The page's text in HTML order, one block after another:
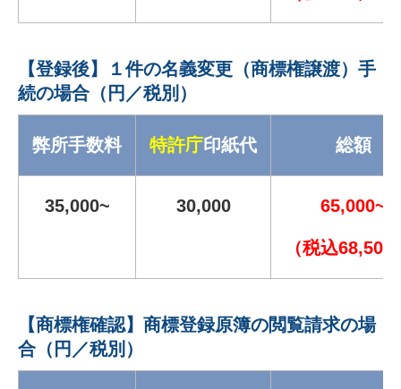
【登録後】１件の名義変更（商標権譲渡）手
続の場合（円／税別）
弊所手数料 特許庁印紙代 総額
35,000~ 30,000 65,000~
（税込
【商標権確認】商標登録原簿の閲覧請求の場
合（円／税別）